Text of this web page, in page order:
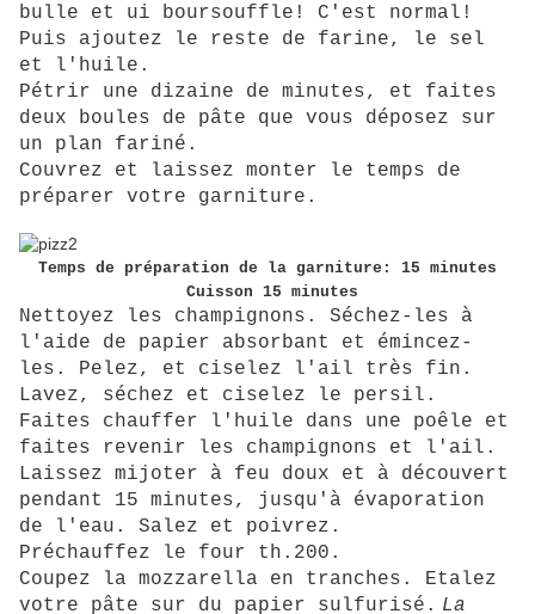
bulle et ui boursouffle! C'est normal!
Puis ajoutez le reste de farine, le sel
et l'huile.
Pétrir une dizaine de minutes, et faites
deux boules de pâte que vous déposez sur
un plan fariné.
Couvrez et laissez monter le temps de
préparer votre garniture.
Temps de préparation de la garniture: 15 minutes
Cuisson 15 minutes
Nettoyez les champignons. Séchez-les à
l'aide de papier absorbant et émincez-
les. Pelez, et ciselez l'ail très fin.
Lavez, séchez et ciselez le persil.
Faites chauffer l'huile dans une poêle et
faites revenir les champignons et l'ail.
Laissez mijoter à feu doux et à découvert
pendant 15 minutes, jusqu'à évaporation
de l'eau. Salez et poivrez.
Préchauffez le four th.200.
Coupez la mozzarella en tranches. Etalez
votre pâte sur du papier sulfurisé. La